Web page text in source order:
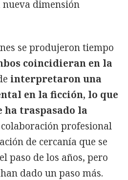
dimensión
se produjeron tiempo
coincidieran en la
interpretaron una
en la ficción, lo que
ha traspasado la
profesional
de cercanía que se
paso de los años, pero
dado un paso más.